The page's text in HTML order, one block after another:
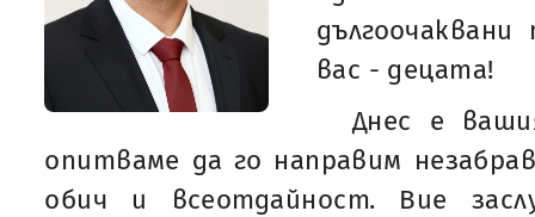
вас - децата!
Днес е
опитваме да го направим
обич и всеотдайност. Вие